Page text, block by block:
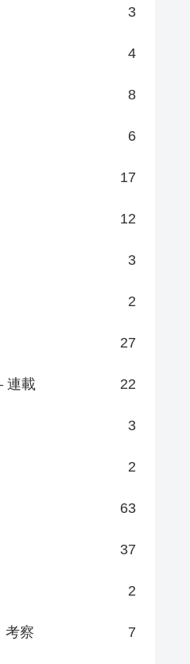
3
4
8
6
17
12
3
2
27
連載 22
3
2
63
37
2
考察 7